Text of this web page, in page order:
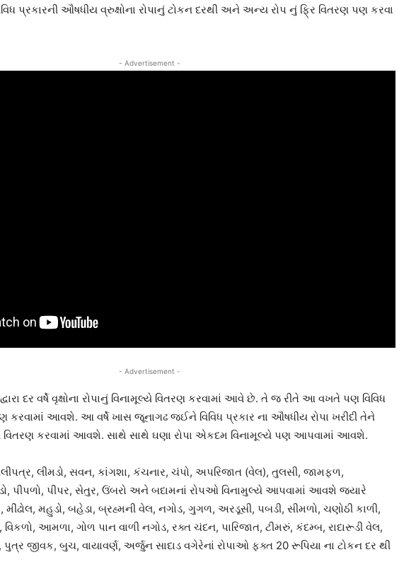
પ્રકારની ઔષધીય વ્રુક્ષોના રોપાનું ટોકન દરથી અને અન્ય રોપ નું ફ્રિ વિતરણ પણ કરવા
- Advertisement -
- Advertisement -
દર વર્ષે વૃક્ષોના રોપાનું વિનામૂલ્યે વિતરણ કરવામાં આવે છે. તે જ રીતે આ વખતે પણ વિવિધ
કરવામાં આવશે. આ વર્ષે ખાસ જૂનાગઢ જઈને વિવિધ પ્રકાર ના ઔષધીય રોપા ખરીદી તેને
વિતરણ કરવામાં આવશે. સાથે સાથે ઘણા રોપા એકદમ વિનામૂલ્યે પણ આપવામાં આવશે.
લીમડો, સવન, કાંગશા, કંચનાર, ચંપો, અપરિજાત (વેલ), તુલસી, જામફળ,
પીપળો, પીપર, સેતુર, ઉંબરો અને બદામનાં રોપઓ વિનામુલ્યે આપવામાં આવશે જ્યારે
મીંઢોલ, મહુડો, બહેડા, બ્રહ્મની વેલ, નગોડ, ગુગળ, અરડૂસી, પબડી, સીમળો, ચણોઠી કાળી,
વિકળો, આમળા, ગોળ પાન વાળી નગોડ, રક્ત ચંદન, પારિજાત, ટીમરું, કંદમ્બ, રાદારૂડી વેલ,
જીવક, બુચ, વાયાવર્ણ, અર્જુન સાદાડ વગેરેનાં રોપાઓ ફક્ત 20 રૂપિયા ના ટોકન દર થી